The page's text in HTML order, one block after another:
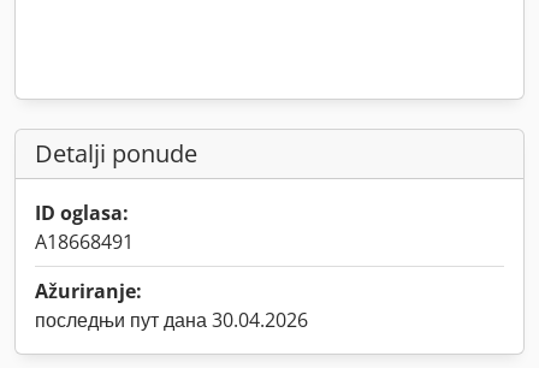
Detalji ponude
ID oglasa:
A18668491
Ažuriranje:
последњи пут дана 30.04.2026